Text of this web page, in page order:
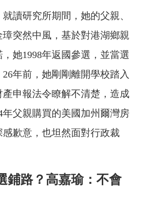
讀研究所期間，她的父親、
突然中風，基於對港湖鄉親
她1998年返國參選，並當選
年前，她剛剛離開學校踏入
申報法令瞭解不清楚，造成
年父親購買的美國加州爾灣房
感歉意，也坦然面對行政裁
鋪路？高嘉瑜：不會